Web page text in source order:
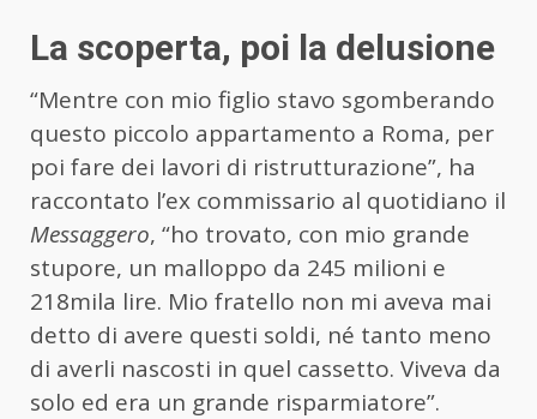
La scoperta, poi la delusione
“Mentre con mio figlio stavo sgomberando
questo piccolo appartamento a Roma, per
poi fare dei lavori di ristrutturazione”, ha
raccontato l’ex commissario al quotidiano il
Messaggero, “ho trovato, con mio grande
stupore, un malloppo da 245 milioni e
218mila lire. Mio fratello non mi aveva mai
detto di avere questi soldi, né tanto meno
di averli nascosti in quel cassetto. Viveva da
solo ed era un grande risparmiatore”.